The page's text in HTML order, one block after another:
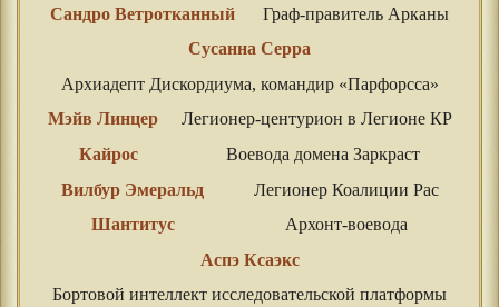
Сандро Ветротканный
Граф-правитель Арканы
Сусанна Серра
Архиадепт Дискордиума, командир «Парфорсса»
Мэйв Линцер
Легионер-центурион в Легионе КР
Кайрос
Воевода домена Заркраст
Вилбур Эмеральд
Легионер Коалиции Рас
Шантитус
Архонт-воевода
Аспэ Ксаэкс
Бортовой интеллект исследовательской платформы